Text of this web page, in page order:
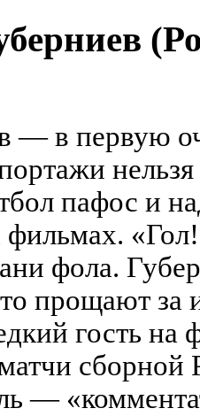
— в первую
пафос и
фильмах.
фола.
прощают за
гость
сборной
—